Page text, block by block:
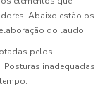
Abaixo estão os
do laudo:
pelos
Posturas inadequadas